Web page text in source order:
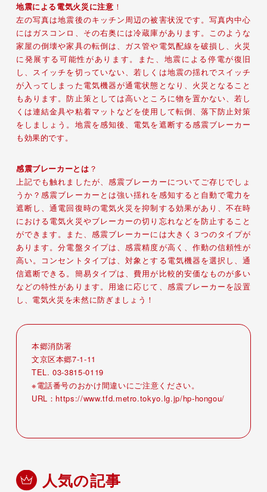
地震による電気火災に注意 ！
左の写真は地震後のキッチン周辺の被害状況です。写真内中心
にはガスコンロ、その右奥には冷蔵庫があります。このような
家屋の倒壊や家具の転倒は、ガス管や電気配線を破損し、火災
に発展する可能性があります。また、地震による停電が復旧
し、スイッチを切っていない、若しくは地震の揺れでスイッチ
が入ってしまった電気機器が通電状態となり、火災となること
もあります。防止策としては高いところに物を置かない、若し
くは連結金具や粘着マットなどを使用して転倒、落下防止対策
をしましょう。地震を感知後、電気を遮断する感震ブレーカー
も効果的です。
感震ブレーカーとは ？
上記でも触れましたが、感震ブレーカーについてご存じでしょ
うか？感震ブレーカーとは強い揺れを感知すると自動で電力を
遮断し、通電回復時の電気火災を抑制する効果があり、不在時
における電気火災やブレーカーの切り忘れなどを防止すること
ができます。また、感震ブレーカーには大きく３つのタイプが
あります。分電盤タイプは、感震精度が高く、作動の信頼性が
高い。コンセントタイプは、対象とする電気機器を選択し、通
信遮断できる。簡易タイプは、費用が比較的安価なものが多い
などの特性があります。用途に応じて、感震ブレーカーを設置
し、電気火災を未然に防ぎましょう！
本郷消防署
文京区本郷7-1-11
TEL. 03-3815-0119
※電話番号のおかけ間違いにご注意ください。
URL： https://www.tfd.metro.tokyo.lg.jp/hp-hongou/
人気の記事